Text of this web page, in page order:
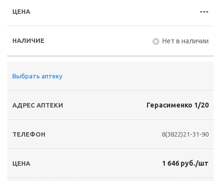
---
Нет в наличии
Выбрать аптеку
Герасименко 1/20
8(3822)21-31-90
1 646 руб./шт